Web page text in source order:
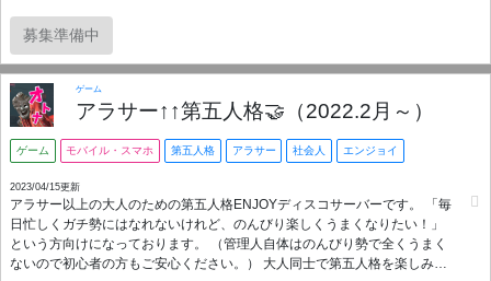
募集準備中
ゲーム
アラサー↑↑第五人格🤝（2022.2月～）
ゲーム モバイル・スマホ 第五人格 アラサー 社会人 エンジョイ
2023/04/15更新
アラサー以上の大人のための第五人格ENJOYディスコサーバーです。 「毎
日忙しくガチ勢にはなれないけれど、のんびり楽しくうまくなりたい！」
という方向けになっております。 （管理人自体はのんびり勢で全くうまく
ないので初心者の方もご安心ください。） 大人同士で第五人格を楽しみた